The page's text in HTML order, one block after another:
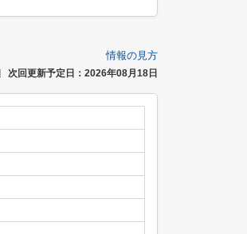
情報の見方
次回更新予定日：2026年08月18日